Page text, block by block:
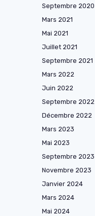
Septembre 2020
Mars 2021
Mai 2021
Juillet 2021
Septembre 2021
Mars 2022
Juin 2022
Septembre 2022
Décembre 2022
Mars 2023
Mai 2023
Septembre 2023
Novembre 2023
Janvier 2024
Mars 2024
Mai 2024